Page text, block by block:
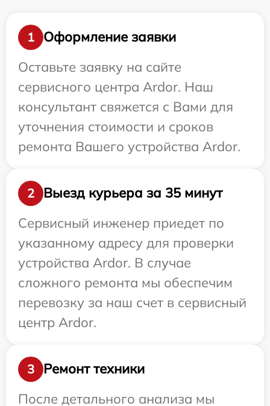
1
Оформление заявки
Оставьте заявку на сайте
сервисного центра Ardor. Наш
консультант свяжется с Вами для
уточнения стоимости и сроков
ремонта Вашего устройства Ardor.
2
Выезд курьера за 35 минут
Сервисный инженер приедет по
указанному адресу для проверки
устройства Ardor. В случае
сложного ремонта мы обеспечим
перевозку за наш счет в сервисный
центр Ardor.
3
Ремонт техники
После детального анализа мы